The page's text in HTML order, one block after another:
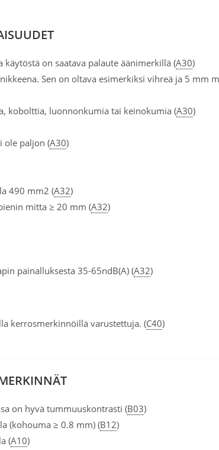
on saatava palaute äänimerkillä (A30)
Sen on oltava esimerkiksi vihreä ja 5 mm
kobolttia, luonnonkumia tai keinokumia (A30)
ole paljon (A30)
490 mm2 (A32)
mitta ≥ 20 mm (A32)
painalluksesta 35-65ndB(A) (A32)
kerrosmerkinnöillä varustettuja. (C40)
on hyvä tummuuskontrasti (B03)
(kohouma ≥ 0.8 mm) (B12)
(A10)